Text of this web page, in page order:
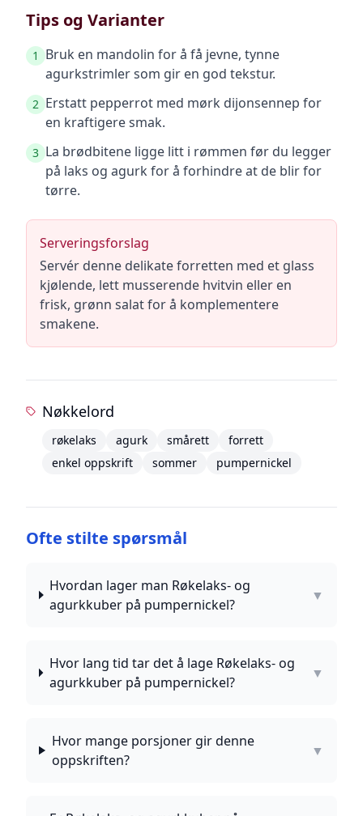
Tips og Varianter
1
Bruk en mandolin for å få jevne, tynne
agurkstrimler som gir en god tekstur.
2 Erstatt pepperrot med mørk dijonsennep for
en kraftigere smak.
3 La brødbitene ligge litt i rømmen før du legger
på laks og agurk for å forhindre at de blir for
tørre.
Serveringsforslag
Servér denne delikate forretten med et glass
kjølende, lett musserende hvitvin eller en
frisk, grønn salat for å komplementere
smakene.
Nøkkelord
røkelaks agurk smårett
forrett
enkel oppskrift
sommer pumpernickel
Ofte stilte spørsmål
Hvordan lager man Røkelaks- og
agurkkuber på pumpernickel?
▼
Hvor lang tid tar det å lage Røkelaks- og
agurkkuber på pumpernickel?
▼
Hvor mange porsjoner gir denne
oppskriften?
▼